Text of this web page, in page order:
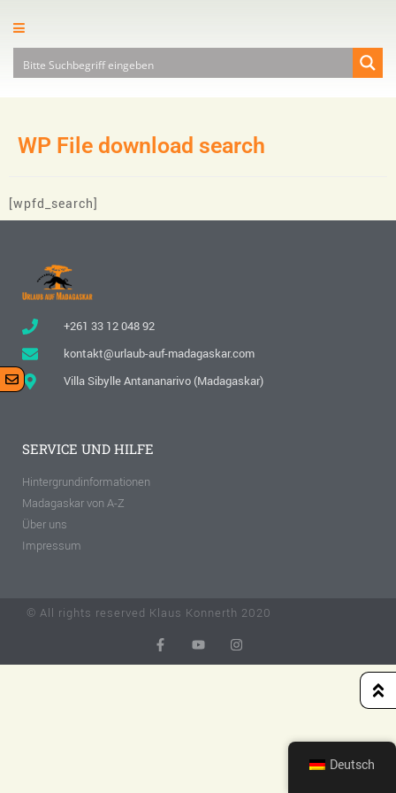
WP File download search
[wpfd_search]
+261 33 12 048 92
kontakt@urlaub-auf-madagaskar.com
Villa Sibylle Antananarivo (Madagaskar)
SERVICE UND HILFE
Hintergrundinformationen
Madagaskar von A-Z
Über uns
Impressum
© All rights reserved Klaus Konnerth 2020
Deutsch